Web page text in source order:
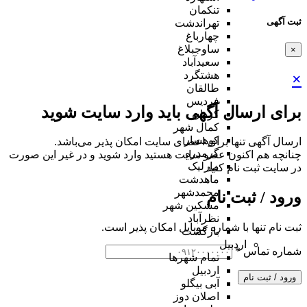
ثبت آگهی
×
×
برای ارسال آگهی باید وارد سایت شوید
ارسال آگهی تنها برای اعضای سایت امکان پذیر می‌باشد.
چنانچه هم‌ اکنون عضو سایت هستید وارد شوید و در غیر این صورت
در سایت ثبت نام کنید
ورود / ثبت نام
ثبت نام تنها با شماره موبایل امکان پذیر است.
شماره تماس*
ورود / ثبت نام
تنکمان
تهراندشت
چهارباغ
ساوجبلاغ
سعیدآباد
هشتگرد
طالقان
فردیس
کردان
کمال شهر
کوهسار
گرمدره
مارلیک
ماهدشت
محمدشهر
مشکین شهر
نظرآباد
بازگشت
اردبیل
تمام شهر‌ها
اردبیل
آبی بیگلو
اصلان دوز